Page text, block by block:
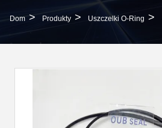
Dom > Produkty > Uszczelki O-Ring >